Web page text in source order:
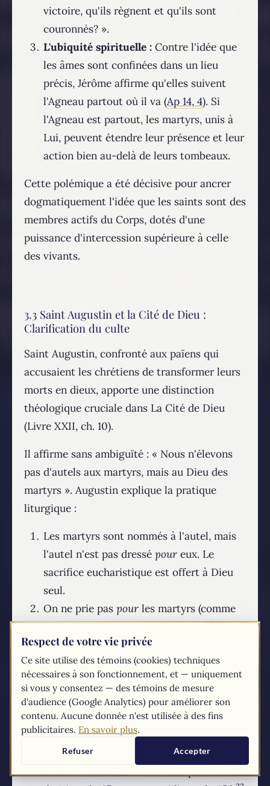
victoire, qu'ils règnent et qu'ils sont
couronnés? ».
L'ubiquité spirituelle : Contre l'idée que
les âmes sont confinées dans un lieu
précis, Jérôme affirme qu'elles suivent
l'Agneau partout où il va (Ap 14, 4). Si
l'Agneau est partout, les martyrs, unis à
Lui, peuvent étendre leur présence et leur
action bien au-delà de leurs tombeaux.
Cette polémique a été décisive pour ancrer
dogmatiquement l'idée que les saints sont des
membres actifs du Corps, dotés d'une
puissance d'intercession supérieure à celle
des vivants.
3.3 Saint Augustin et la Cité de Dieu :
Clarification du culte
Saint Augustin, confronté aux païens qui
accusaient les chrétiens de transformer leurs
morts en dieux, apporte une distinction
théologique cruciale dans La Cité de Dieu
(Livre XXII, ch. 10).
Il affirme sans ambiguïté : « Nous n'élevons
pas d'autels aux martyrs, mais au Dieu des
martyrs ». Augustin explique la pratique
liturgique :
Les martyrs sont nommés à l'autel, mais
l'autel n'est pas dressé pour eux. Le
sacrifice eucharistique est offert à Dieu
seul.
On ne prie pas pour les martyrs (comme
on le fait pour les autres défunts afin de
hâter leur purification), mais on prie
Dieu des martyrspour qu'il nous aide
leurs prières.
Les miracles obtenus sur les tombes des
martyrs (comme ceux de Saint Étienne
qu'il relate longuement) ne sont pas des
actes de puissance autonome des morts,
mais des manifestations de la puissance
Respect de votre vie privée
Ce site utilise des témoins (cookies) techniques
nécessaires à son fonctionnement, et — uniquement
si vous y consentez — des témoins de mesure
d'audience (Google Analytics) pour améliorer son
contenu. Aucune donnée n'est utilisée à des fins
publicitaires. En savoir plus.
Refuser Accepter